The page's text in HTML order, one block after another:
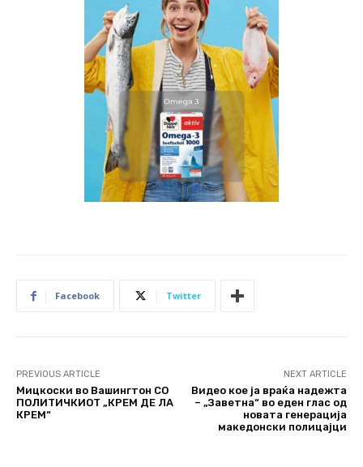
Facebook Twitter
PREVIOUS ARTICLE
Мицкоски во Вашингтон СО
ПОЛИТИЧКИОТ „КРЕМ ДЕ ЛА
КРЕМ“
NEXT ARTICLE
Видео кое ја враќа надежта
– „Заветна“ во еден глас од
новата генерација
македонски полицајци